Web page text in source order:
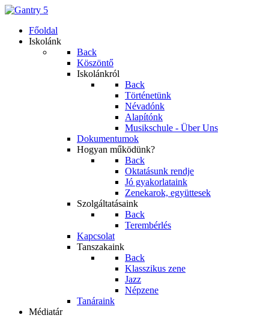
Főoldal
Iskolánk
Back
Köszöntő
Iskolánkról
Back
Történetünk
Névadónk
Alapítónk
Musikschule - Über Uns
Dokumentumok
Hogyan működünk?
Back
Oktatásunk rendje
Jó gyakorlataink
Zenekarok, együttesek
Szolgáltatásaink
Back
Terembérlés
Kapcsolat
Tanszakaink
Back
Klasszikus zene
Jazz
Népzene
Tanáraink
Médiatár